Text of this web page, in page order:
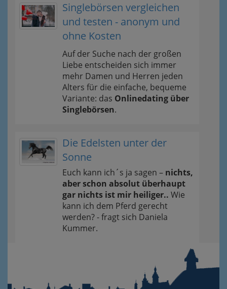
Singlebörsen vergleichen
und testen - anonym und
ohne Kosten
Auf der Suche nach der großen
Liebe entscheiden sich immer
mehr Damen und Herren jeden
Alters für die einfache, bequeme
Variante: das Onlinedating über
Singlebörsen.
Die Edelsten unter der
Sonne
Euch kann ich´s ja sagen – nichts,
aber schon absolut überhaupt
gar nichts ist mir heiliger.. Wie
kann ich dem Pferd gerecht
werden? - fragt sich Daniela
Kummer.